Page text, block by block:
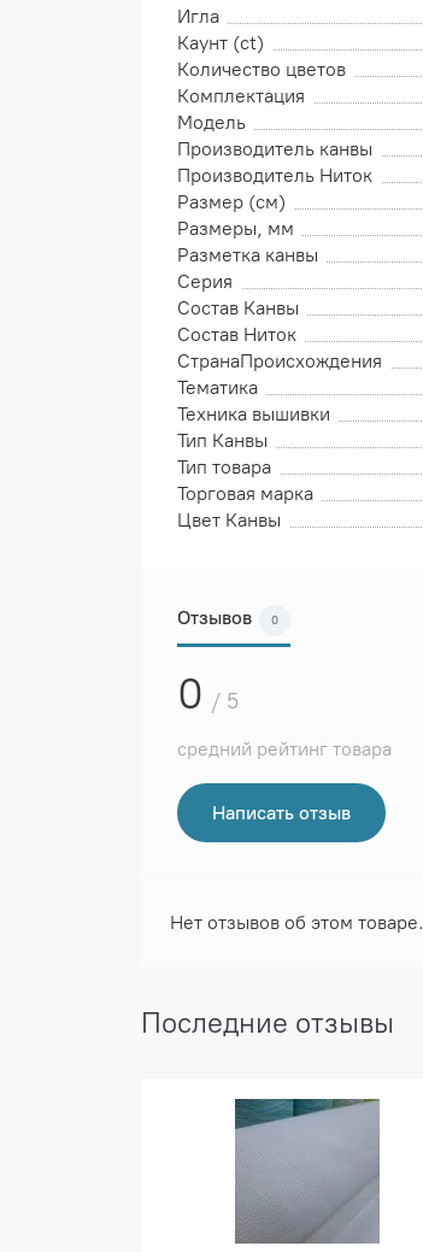
Игла
Каунт (ct)
Количество цветов
Комплектация
Модель
Производитель канвы
Производитель Ниток
Размер (см)
Размеры, мм
Разметка канвы
Серия
Состав Канвы
Состав Ниток
СтранаПроисхождения
Тематика
Техника вышивки
Тип Канвы
Тип товара
Торговая марка
Цвет Канвы
Отзывов 0
0 / 5
средний рейтинг товара
Написать отзыв
Нет отзывов об этом товаре.
Последние отзывы